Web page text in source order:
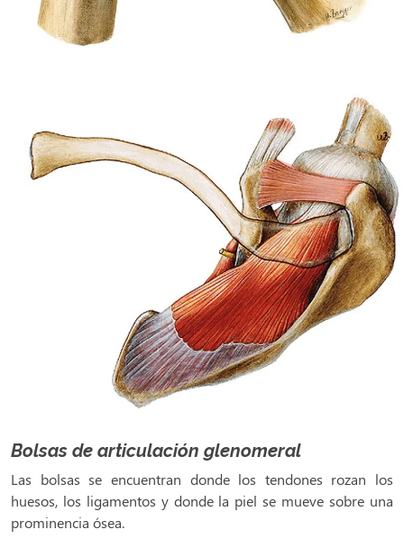
Bolsas de articulación glenomeral
Las bolsas se encuentran donde los tendones rozan los
huesos, los ligamentos y donde la piel se mueve sobre una
prominencia ósea.